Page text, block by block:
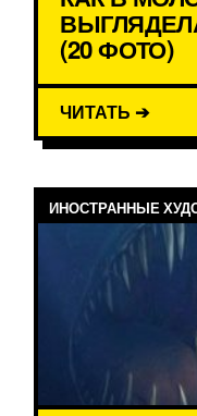
(20 ФОТО)
ЧИТАТЬ ➔
ИНОСТРАННЫЕ